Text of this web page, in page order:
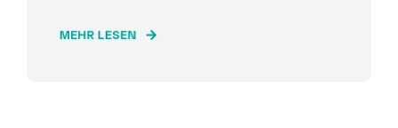
MEHR LESEN